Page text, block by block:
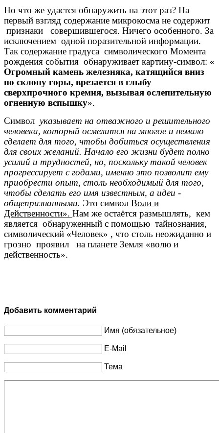
Но что же удастся обнаружить на этот раз? На
первый взгляд содержание микрокосма не содержит
признаки
совершившегося. Ничего особенного. За
исключением одной поразительной информации.
Так содержание градуса символического Момента
рождения события обнаруживает картину-символ: «
Огромный камень железняка, катящийся вниз
по склону горы, врезается в глыбу
сверхпрочного кремня, вызывая ослепительную
огненную вспышку».
Символ указывает на отважного и решительного
человека, который осмелится на многое и немало
сделает для того, чтобы добиться осуществления
для своих желаний. Начало его жизни будет полно
усилий и трудностей, но, поскольку такой человек
прогрессирует с годами, именно это позволит ему
приобрести опыт, столь необходимый для того,
чтобы сделать его имя известным, а идеи -
общепризнанными. Это символ Воли и
Действенности». Нам же остаётся размышлять, кем
является обнаруженный с помощью тайнознания,
символический «Человек» , что столь неожиданно и
грозно проявил
на планете Земля «волю и
действенность».
Добавить комментарий
Имя (обязательное)
E-Mail
Тема